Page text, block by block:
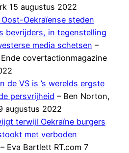
15 augustus 2022
Oekraïense steden
bevrijders, in tegenstelling
media schetsen –
covertactionmagazine
de VS is ’s werelds ergste
persvrijheid – Ben Norton,
augustus 2022
terwijl Oekraïne burgers
met verboden
– Eva Bartlett RT.com 7